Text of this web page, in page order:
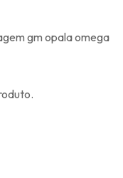
gm opala omega